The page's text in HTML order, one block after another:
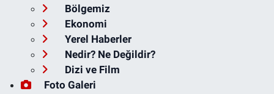
Bölgemiz
Ekonomi
Yerel Haberler
Nedir? Ne Değildir?
Dizi ve Film
Foto Galeri